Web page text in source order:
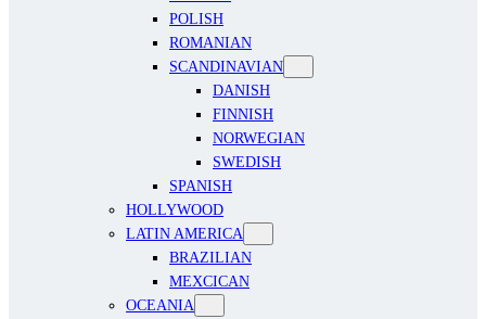
POLISH
ROMANIAN
SCANDINAVIAN
DANISH
FINNISH
NORWEGIAN
SWEDISH
SPANISH
HOLLYWOOD
LATIN AMERICA
BRAZILIAN
MEXCICAN
OCEANIA